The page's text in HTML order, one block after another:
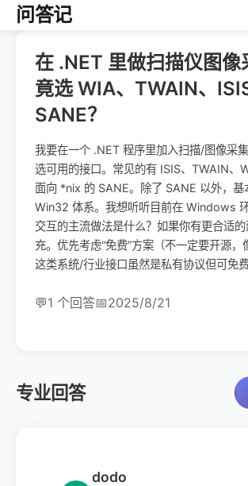
问答记
在 .NET 里做扫描仪图像
竟选 WIA、TWAIN、
SANE？
我要在一个 .NET 程序里加入扫描/图像采
选可用的接口。常见的有 ISIS、TWAIN、
面向 *nix 的 SANE。除了 SANE 以外，基
Win32 体系。我想听听目前在 Windows
交互的主流做法是什么？如果你有更合适
充。优先考虑“免费”方案（不一定要开源
这类系统/行业接口虽然是私有协议但可免费
💬1 个回答📅2025/8/21
专业回答
dodo